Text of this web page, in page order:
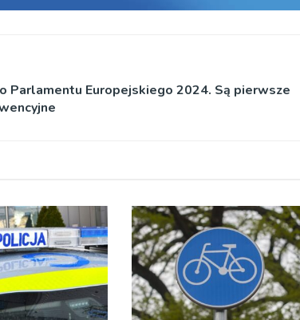
Parlamentu Europejskiego 2024. Są pierwsze